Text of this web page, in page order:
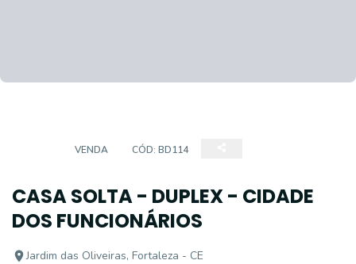
VENDA CÓD: BD114
CASA SOLTA - DUPLEX - CIDADE
DOS FUNCIONÁRIOS
Jardim das Oliveiras, Fortaleza - CE